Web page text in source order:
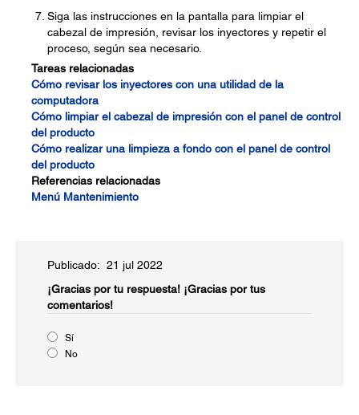
Siga las instrucciones en la pantalla para limpiar el
cabezal de impresión, revisar los inyectores y repetir el
proceso, según sea necesario.
Tareas relacionadas
Cómo revisar los inyectores con una utilidad de la
computadora
Cómo limpiar el cabezal de impresión con el panel de control
del producto
Cómo realizar una limpieza a fondo con el panel de control
del producto
Referencias relacionadas
Menú Mantenimiento
Publicado: 21 jul 2022
¡Gracias por tu respuesta! ¡Gracias por tus
comentarios!
Sí
No